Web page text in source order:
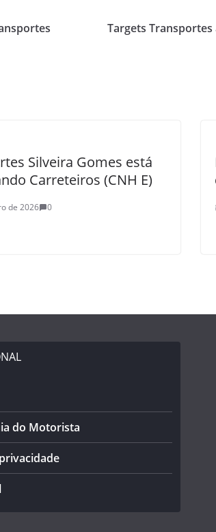
Targets
Silveira Gomes está
Carreteiros (CNH E)
de 2026 0
do Motorista